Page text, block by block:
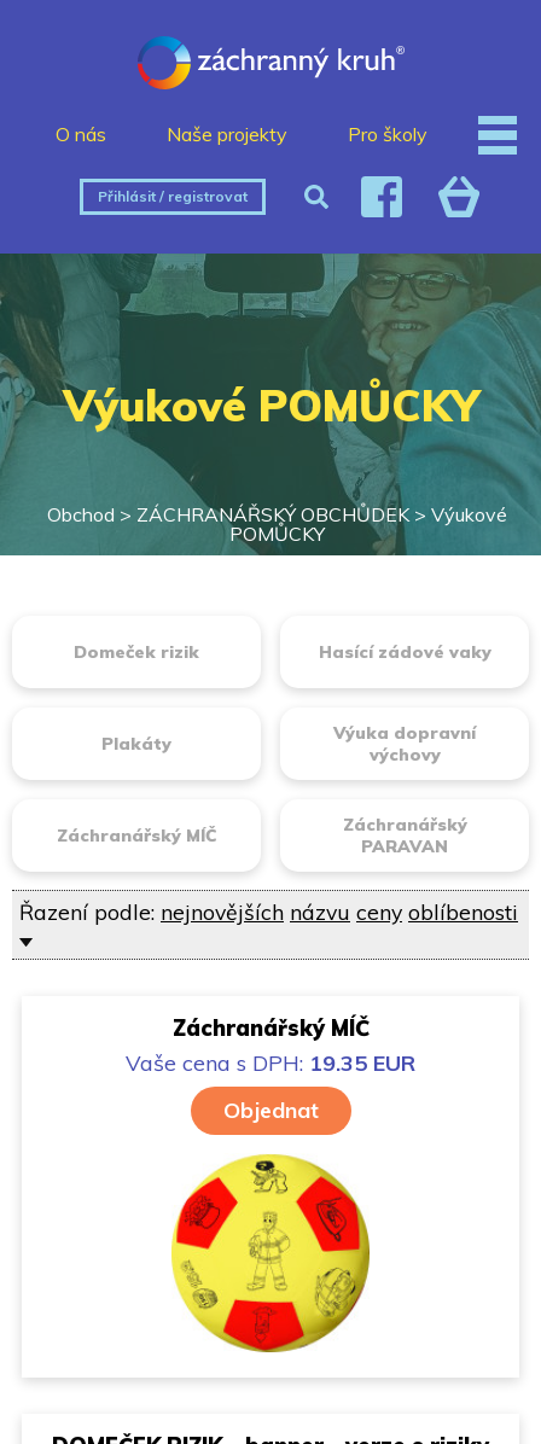
O nás Naše projekty Pro školy
Přihlásit / registrovat
Výukové POMŮCKY
Obchod > ZÁCHRANÁŘSKÝ OBCHŮDEK> Výukové
POMŮCKY
Domeček rizik Hasící zádové vaky
Plakáty
Výuka dopravní
výchovy
Záchranářský MÍČ
Záchranářský
PARAVAN
Řazení podle: nejnovějších názvu ceny oblíbenosti
Záchranářský MÍČ
Vaše cena s DPH: 19.35 EUR
Objednat